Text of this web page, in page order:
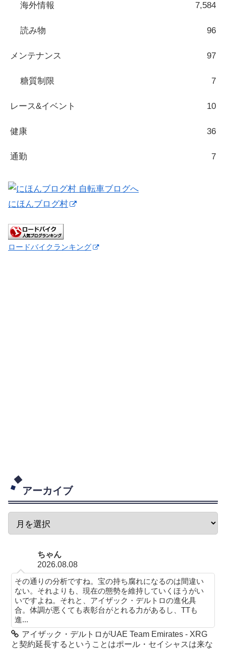
海外情報 7,584
読み物 96
メンテナンス 97
糖質制限 7
レース&イベント 10
健康 36
通勤 7
にほんブログ村
ロードバイクランキング
アーカイブ
ちゃん
2026.08.08
その通りの分析ですね。宝の持ち腐れになるのは間違い
ない。それよりも、現在の態勢を維持していくほうがい
いですよね。それと、アイザック・デルトロの進化具
合。体調が悪くても表彰台がとれる力があるし、TTも
進...
アイザック・デルトロがUAE Team Emirates - XRG
と契約延長するということはポール・セイシャスは来な